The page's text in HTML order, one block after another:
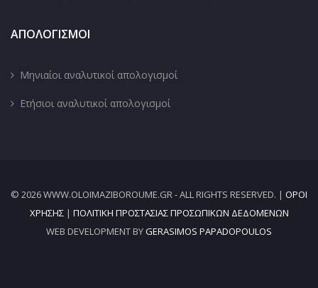
ΑΠΟΛΟΓΙΣΜΟΙ
Μηνιαίοι αναλυτικοί απολογισμοί
Ετήσιοι αναλυτικοί απολογισμοί
© 2026 WWW.OLOIMAZIBOROUME.GR - ALL RIGHTS RESERVED. | ΌΡΟΙ
ΧΡΉΣΗΣ| ΠΟΛΙΤΙΚΉ ΠΡΟΣΤΑΣΊΑΣ ΠΡΟΣΩΠΙΚΏΝ ΔΕΔΟΜΈΝΩΝ
WEB DEVELOPMENT BYGERASIMOS PAPADOPOULOS